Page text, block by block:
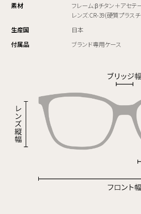
素材
フレーム:βチタン＋アセテ
レンズ:CR-39(硬質プラス
生産国
日本
付属品
ブランド専用ケース